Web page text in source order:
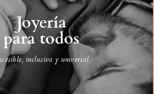
Joyería
para todos
inclusiva y universal